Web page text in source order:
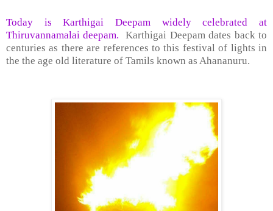
Today is Karthigai Deepam widely celebrated at
Thiruvannamalai deepam.Karthigai Deepam dates back to
centuries as there are references to this festival of lights in
the the age old literature of Tamils known as Ahananuru.